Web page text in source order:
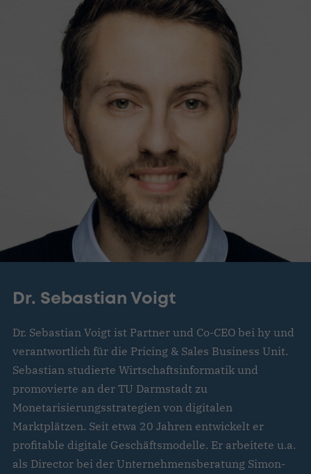
Dr. Sebastian Voigt
Dr. Sebastian Voigt ist Partner und Co-CEO bei hy und
verantwortlich für die Pricing & Sales Business Unit.
Sebastian studierte Wirtschaftsinformatik und
promovierte an der TU Darmstadt zu
Monetarisierungsstrategien von digitalen
Marktplätzen. Seit etwa 20 Jahren entwickelt er
profitable digitale Geschäftsmodelle. Er arbeitete u.a.
als Director bei der Unternehmensberatung Simon-